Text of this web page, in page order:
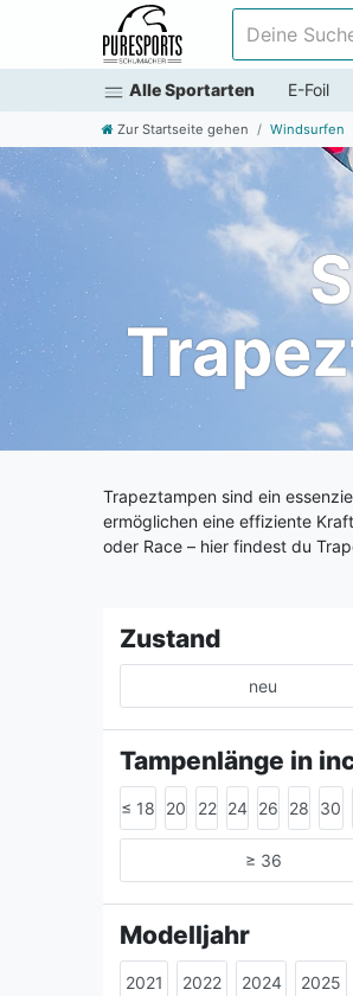
Alle Sportarten E-Foil
Zur Startseite gehen Windsurfen
Trapeztampen sind ein
ermöglichen eine effiziente
oder Race – hier findest du
Zustand
neu
Tampenlänge in
≤ 18 20 22 24 26 28 30
≥ 36
Modelljahr
2021 2022 2024 2025